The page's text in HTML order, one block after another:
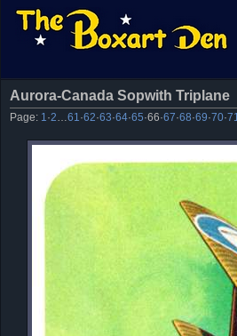
Aurora-Canada Sopwith Triplane
Page: 1 ·2 61 ·62·63·64·65·66·67·68·69·70·71